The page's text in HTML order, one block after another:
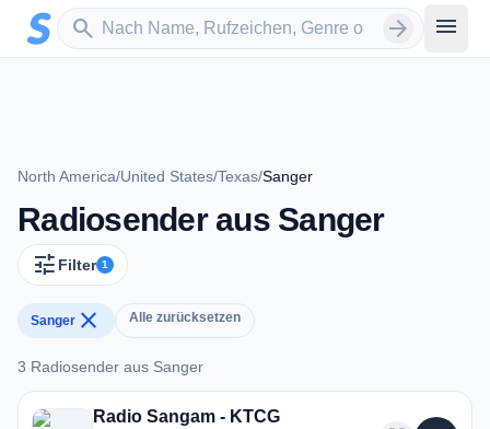
Zum Hauptinhalt springen
search
Sender suchen arrow_forward menu
North America/United States/Texas/Sanger
Radiosender aus Sanger
tune Filter 1
Sanger close Alle zurücksetzen
3 Radiosender aus Sanger
3 Radiosender aus Sanger
Radio Sangam - KTCG